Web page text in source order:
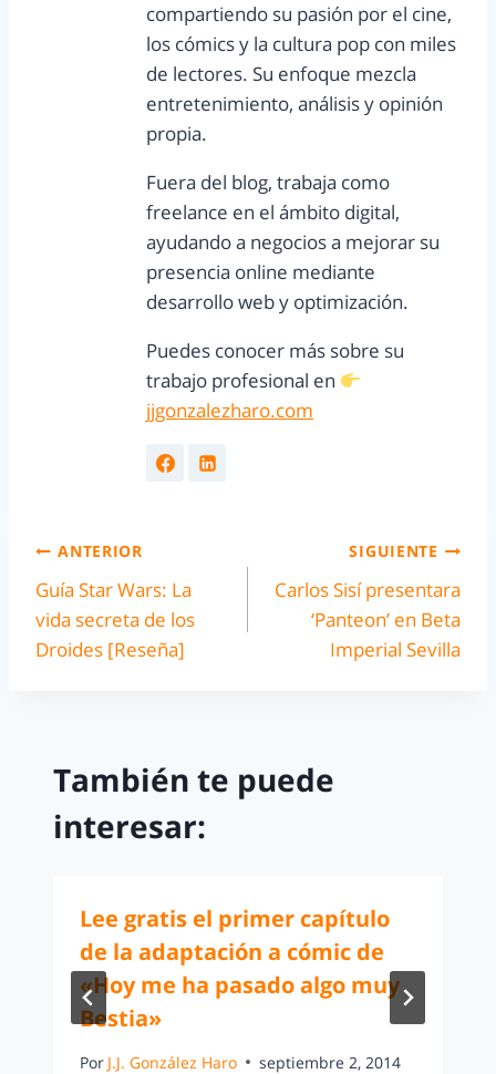
compartiendo su pasión por el cine,
los cómics y la cultura pop con miles
de lectores. Su enfoque mezcla
entretenimiento, análisis y opinión
propia.
Fuera del blog, trabaja como
freelance en el ámbito digital,
ayudando a negocios a mejorar su
presencia online mediante
desarrollo web y optimización.
Puedes conocer más sobre su
trabajo profesional en
jjgonzalezharo.com
ANTERIOR
Guía Star Wars: La
vida secreta de los
Droides [Reseña]
SIGUIENTE
Carlos Sisí presentara
‘Panteon’ en Beta
Imperial Sevilla
También te puede
interesar:
Lee gratis el primer capítulo
de la adaptación a cómic de
«Hoy me ha pasado algo muy
Bestia»
Por J.J. González Haro septiembre 2, 2014